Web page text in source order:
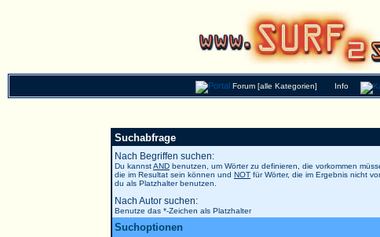
Forum [alle Kategorien] Info
Suchabfrage
Nach Begriffen suchen:
Du kannstAND benutzen, um Wörter zu definieren, die vorkommen
die im Resultat sein können und NOT für Wörter, die im Ergebnis nicht
du als Platzhalter benutzen.
Nach Autor suchen:
Benutze das *-Zeichen als Platzhalter
Suchoptionen